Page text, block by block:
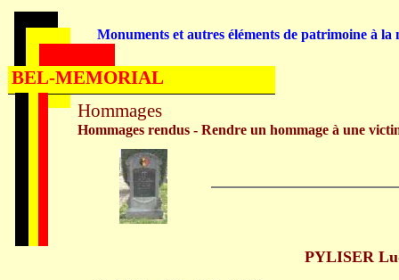
PYLISER
Hommages
Hommages rendus - Rendre un hommage à une
Monuments et autres éléments de patrimoine à la
BEL-MEMORIAL